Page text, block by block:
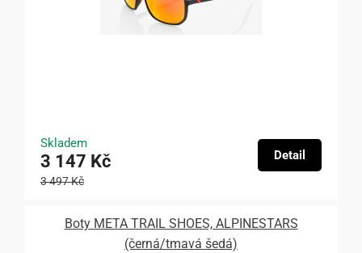
Skladem
3 147 Kč
3 497 Kč
Detail
Boty META TRAIL SHOES, ALPINESTARS
(černá/tmavá šedá)